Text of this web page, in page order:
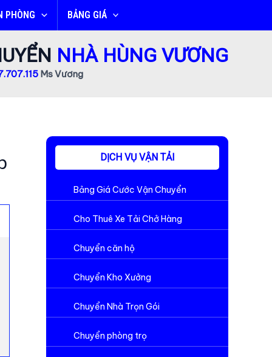
PHÒNG BẢNG GIÁ
NHÀ HÙNG VƯƠNG
Ms Vương
DỊCH VỤ VẬN TẢI
Bảng Giá Cước Vận Chuyển
Cho Thuê Xe Tải Chở Hàng
Chuyển căn hộ
Chuyển Kho Xưởng
Chuyển Nhà Trọn Gói
Chuyển phòng trọ